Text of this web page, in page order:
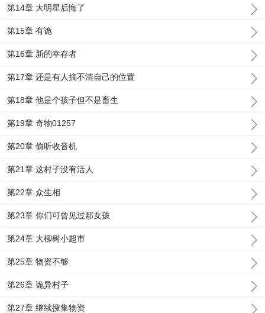
第14章 大明星后悔了
第15章 有诡
第16章 新的幸存者
第17章 还是有人搞不清自己的位置
第18章 他是个孩子但不是畜生
第19章 奇物01257
第20章 偷听收音机
第21章 这村子没有活人
第22章 众生相
第23章 你们可曾见过那女孩
第24章 大柳树小超市
第25章 物资不够
第26章 诡异村子
第27章 继续搜集物资